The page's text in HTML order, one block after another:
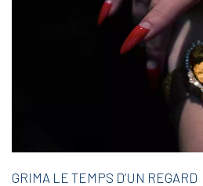
GRIMA LE TEMPS D’UN REGARD